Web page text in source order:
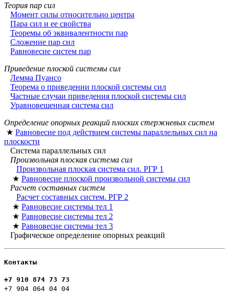
Теория пар сил
Момент силы относительно центра
Пара сил и ее свойства
Теоремы об эквивалентности пар
Сложение пар сил
Равновесие систем пар
Приведение плоской системы сил
Лемма Пуансо
Теорема о приведении плоской системы сил
Частные случаи приведения плоской системы сил
Уравновешенная система сил
Определение опорных реакций плоских стержневых систем
★ Равновесие под действием системы параллельных сил на
плоскости
Система параллельных сил
Произвольная плоская система сил
Произвольная плоская система сил. РГР 1
★ Равновесие плоской произвольной системы сил
Расчет составных систем
Расчет составных систем. РГР 2
★ Равновесие системы тел 1
★ Равновесие системы тел 2
★ Равновесие системы тел 3
Графическое определение опорных реакций
Контакты
+7 910 874 73 73
+7 904 064 04 04